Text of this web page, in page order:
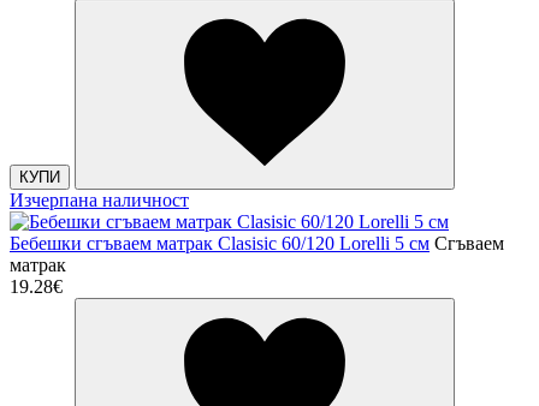
КУПИ
Изчерпана наличност
Бебешки сгъваем матрак Clasisic 60/120 Lorelli 5 см Сгъваем
матрак
19.28€